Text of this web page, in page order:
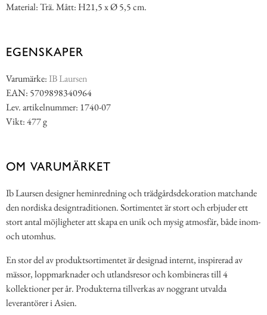
Material: Trä. Mått: H21,5 x Ø 5,5 cm.
EGENSKAPER
Varumärke:IB Laursen
EAN: 5709898340964
Lev. artikelnummer: 1740-07
Vikt: 477 g
OM VARUMÄRKET
Ib Laursen designer heminredning och trädgårdsdekoration matchande
den nordiska designtraditionen. Sortimentet är stort och erbjuder ett
stort antal möjligheter att skapa en unik och mysig atmosfär, både inom-
och utomhus.
En stor del av produktsortimentet är designad internt, inspirerad av
mässor, loppmarknader och utlandsresor och kombineras till 4
kollektioner per år. Produkterna tillverkas av noggrant utvalda
leverantörer i Asien.